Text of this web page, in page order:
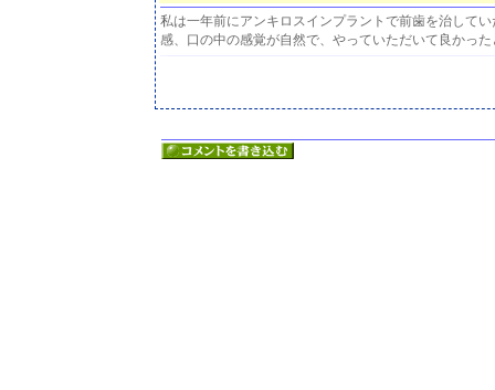
私は一年前にアンキロスインプラントで前歯を治して
感、口の中の感覚が自然で、やっていただいて良かっ